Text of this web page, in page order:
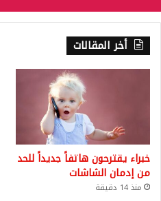
أخر المقالات
خبراء يقترحون هاتفاً جديداً للحد
من إدمان الشاشات
منذ 14 دقيقة